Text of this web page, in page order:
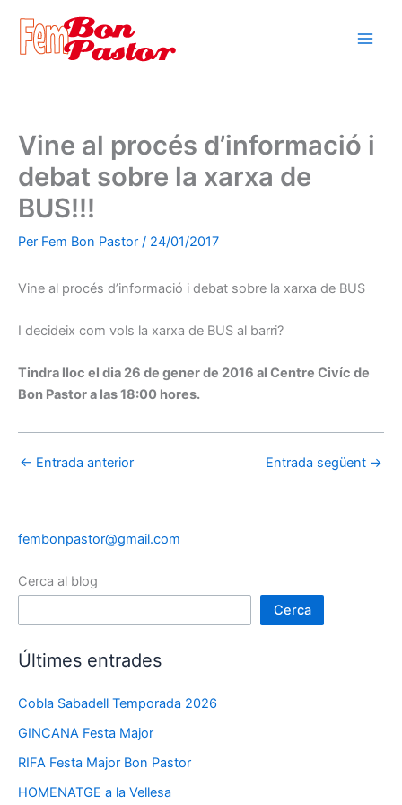
contingut
Vine al procés d’informació i
debat sobre la xarxa de
BUS!!!
Per Fem Bon Pastor / 24/01/2017
Vine al procés d’informació i debat sobre la xarxa de BUS
I decideix com vols la xarxa de BUS al barri?
Tindra lloc el dia 26 de gener de 2016 al Centre Civíc de
Bon Pastor a las 18:00 hores.
← Entrada anterior Entrada següent →
fembonpastor@gmail.com
Cerca al blog
Cerca
Últimes entrades
Cobla Sabadell Temporada 2026
GINCANA Festa Major
RIFA Festa Major Bon Pastor
HOMENATGE a la Vellesa